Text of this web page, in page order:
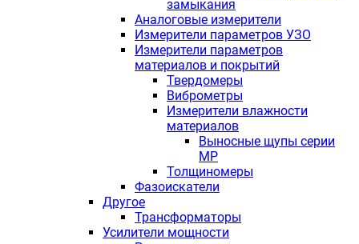
замыкания
Аналоговые измерители
Измерители параметров УЗО
Измерители параметров
материалов и покрытий
Твердомеры
Виброметры
Измерители влажности
материалов
Выносные щупы серии
МР
Толщиномеры
Фазоискатели
Другое
Трансформаторы
Усилители мощности